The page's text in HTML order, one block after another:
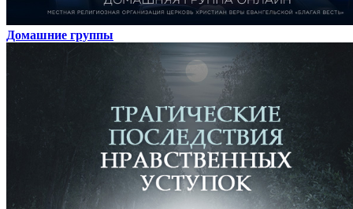
Домашние группы